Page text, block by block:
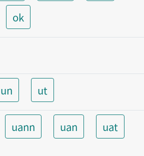
ok
un ut
uann uan
uat